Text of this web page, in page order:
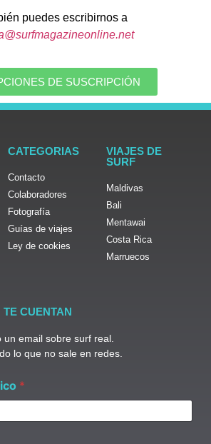
puedes escribirnos a
DE SUSCRIPCIÓN
CATEGORIAS
Contacto
Colaboradores
Fotografía
Guías de viajes
Ley de cookies
VIAJES DE
SURF
Maldivas
Bali
Mentawai
Costa Rica
Marruecos
CUENTAN
email sobre surf real.
lo que no sale en redes.
*